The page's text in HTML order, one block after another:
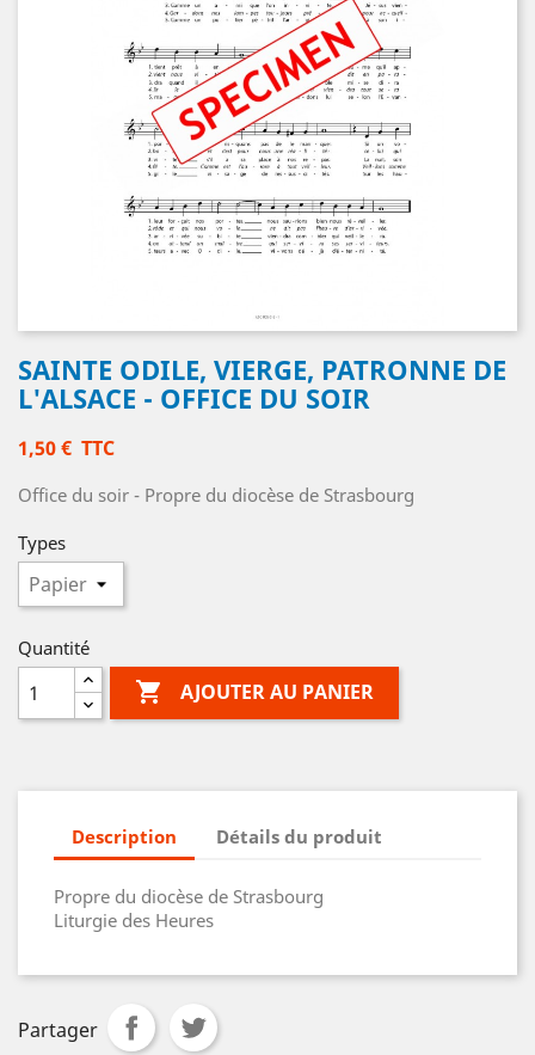
SAINTE ODILE, VIERGE, PATRONNE DE
L'ALSACE - OFFICE DU SOIR
1,50 € TTC
Office du soir - Propre du diocèse de Strasbourg
Types
Quantité
 AJOUTER AU PANIER
Description Détails du produit
Propre du diocèse de Strasbourg
Liturgie des Heures
Partager